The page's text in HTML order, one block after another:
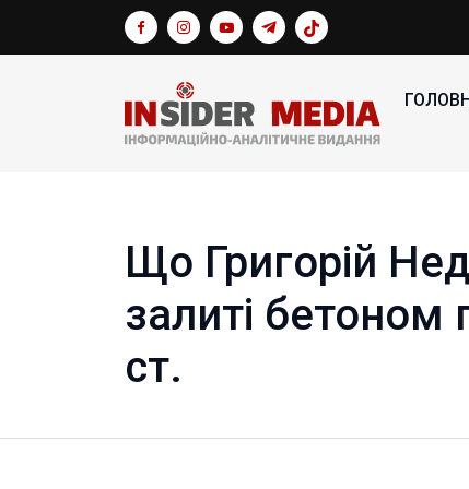
Що Григорій
залиті бетоном
ст.